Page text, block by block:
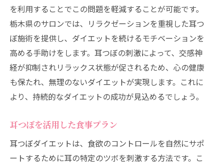
を利用することでこの問題を軽減することが可能です。
栃木県のサロンでは、リラクゼーションを重視した耳つ
ぼ施術を提供し、ダイエットを続けるモチベーションを
高める手助けをします。耳つぼの刺激によって、交感神
経が抑制されリラックス状態が促されるため、心の健康
も保たれ、無理のないダイエットが実現します。これに
より、持続的なダイエットの成功が見込めるでしょう。
耳つぼを活用した食事プラン
耳つぼダイエットは、食欲のコントロールを自然にサポ
ートするために耳の特定のツボを刺激する方法です。こ